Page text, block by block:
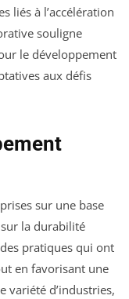
liés à l’accélération
souligne
le développement
aux défis
sur une base
la durabilité
pratiques qui ont
en favorisant une
variété d’industries,